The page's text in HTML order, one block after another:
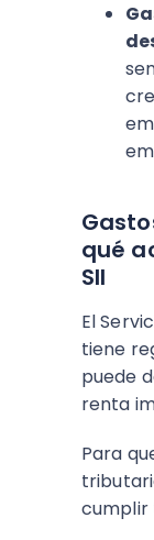
qué
SII
El
tiene
puede
renta
Para
cumplir